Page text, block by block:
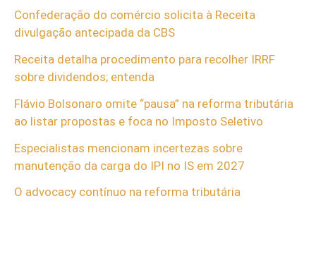
Confederação do comércio solicita à Receita
divulgação antecipada da CBS
Receita detalha procedimento para recolher IRRF
sobre dividendos; entenda
Flávio Bolsonaro omite “pausa” na reforma tributária
ao listar propostas e foca no Imposto Seletivo
Especialistas mencionam incertezas sobre
manutenção da carga do IPI no IS em 2027
O advocacy contínuo na reforma tributária